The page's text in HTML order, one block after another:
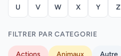
U V W X Y Z
FILTRER PAR CATEGORIE
Actions Animaux Autre